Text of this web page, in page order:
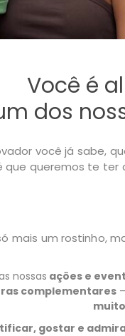
Você é
dos
você já sabe,
queremos te
mais um rostinho,
nossas ações e
complementares–
gostar e